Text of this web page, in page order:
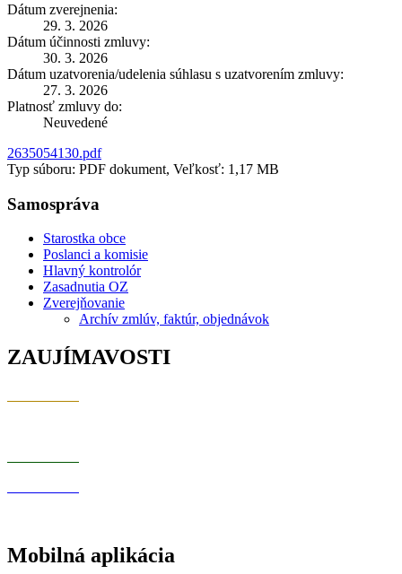
Dátum zverejnenia:
29. 3. 2026
Dátum účinnosti zmluvy:
30. 3. 2026
Dátum uzatvorenia/udelenia súhlasu s uzatvorením zmluvy:
27. 3. 2026
Platnosť zmluvy do:
Neuvedené
2635054130.pdf
Typ súboru: PDF dokument, Veľkosť: 1,17 MB
Samospráva
Starostka obce
Poslanci a komisie
Hlavný kontrolór
Zasadnutia OZ
Zverejňovanie
Archív zmlúv, faktúr, objednávok
ZAUJÍMAVOSTI
Mobilná aplikácia